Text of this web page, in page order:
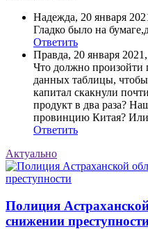
Надежда, 20 января
Гладко было на
Ответить
Правда, 20 января
Что должно произойти
данных таблицы,
капитал скакнули
продукт в два раза?
провинцию Китая?
Ответить
Актуально
Полиция
снижении